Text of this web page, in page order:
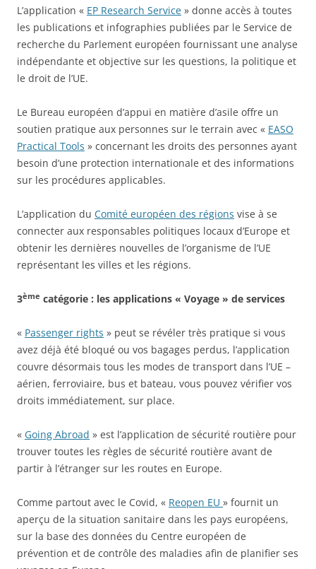
L’application « EP Research Service » donne accès à toutes
les publications et infographies publiées par le Service de
recherche du Parlement européen fournissant une analyse
indépendante et objective sur les questions, la politique et
le droit de l’UE.
Le Bureau européen d’appui en matière d’asile offre un
soutien pratique aux personnes sur le terrain avec « EASO
Practical Tools » concernant les droits des personnes ayant
besoin d’une protection internationale et des informations
sur les procédures applicables.
L’application du Comité européen des régions vise à se
connecter aux responsables politiques locaux d’Europe et
obtenir les dernières nouvelles de l’organisme de l’UE
représentant les villes et les régions.
3ème catégorie : les applications « Voyage » de services
« Passenger rights » peut se révéler très pratique si vous
avez déjà été bloqué ou vos bagages perdus, l’application
couvre désormais tous les modes de transport dans l’UE –
aérien, ferroviaire, bus et bateau, vous pouvez vérifier vos
droits immédiatement, sur place.
« Going Abroad » est l’application de sécurité routière pour
trouver toutes les règles de sécurité routière avant de
partir à l’étranger sur les routes en Europe.
Comme partout avec le Covid, « Reopen EU » fournit un
aperçu de la situation sanitaire dans les pays européens,
sur la base des données du Centre européen de
prévention et de contrôle des maladies afin de planifier ses